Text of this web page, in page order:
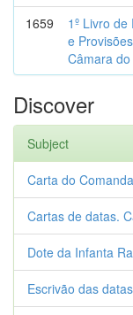
1659
1º Livro
e
Câmara
Discover
Subject
Carta do
Cartas de datas.
Dote da Infanta
Escrivão das